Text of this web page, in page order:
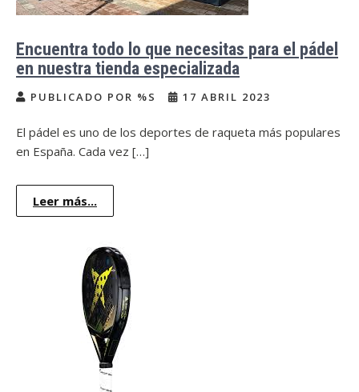
Encuentra todo lo que necesitas para el pádel
en nuestra tienda especializada
PUBLICADO POR %S 17 ABRIL 2023
El pádel es uno de los deportes de raqueta más populares
en España. Cada vez […]
Leer más...